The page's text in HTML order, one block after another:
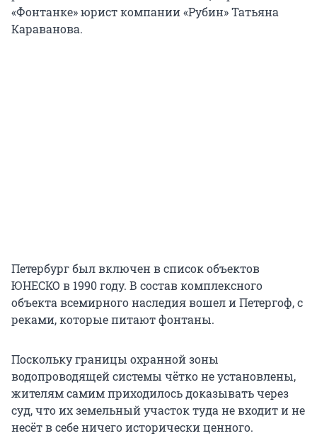
«Фонтанке» юрист компании «Рубин» Татьяна
Караванова.
Петербург был включен в список объектов
ЮНЕСКО в 1990 году. В состав комплексного
объекта всемирного наследия вошел и Петергоф, с
реками, которые питают фонтаны.
Поскольку границы охранной зоны
водопроводящей системы чётко не установлены,
жителям самим приходилось доказывать через
суд, что их земельный участок туда не входит и не
несёт в себе ничего исторически ценного.